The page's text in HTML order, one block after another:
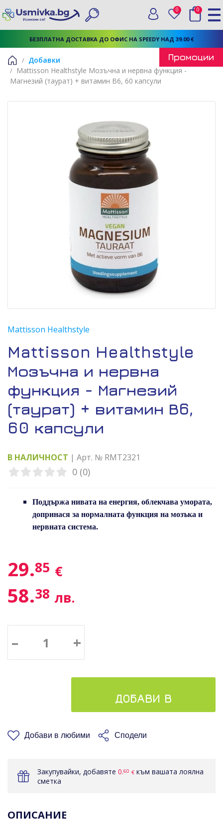
БЕЗПЛАТНА ДОСТАВКА ДО ОФИС НА SPEEDY НАД 39.00 €
Търси
Вход
0 Любими
0
Начало
Добавки
Mattisson Healthstyle Мозъчна и нервна функция -
Магнезий (таурат) + витамин В6, 60 капсули
Mattisson Healthstyle
Mattisson Healthstyle
Мозъчна и нервна
функция - Магнезий
(таурат) + витамин В6,
60 капсули
В НАЛИЧНОСТ | Арт. № RMT2321
0 (0)
Поддържа нивата на енергия, облекчава умората,
допринася за нормалната функция на мозъка и
нервната система.
29.85 €
58.38 лв.
– +
ДОБАВИ В
КОШНИЦАТА
Добави в любими Сподели
Закупувайки, добавяте 0.60 € към вашата лоялна
сметка
ОПИСАНИЕ
Промоции